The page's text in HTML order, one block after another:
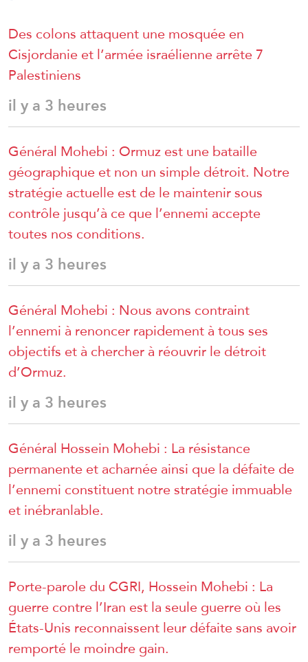
Des colons attaquent une mosquée en
Cisjordanie et l’armée israélienne arrête 7
Palestiniens
il y a 3 heures
Général Mohebi : Ormuz est une bataille
géographique et non un simple détroit. Notre
stratégie actuelle est de le maintenir sous
contrôle jusqu’à ce que l’ennemi accepte
toutes nos conditions.
il y a 3 heures
Général Mohebi : Nous avons contraint
l’ennemi à renoncer rapidement à tous ses
objectifs et à chercher à réouvrir le détroit
d’Ormuz.
il y a 3 heures
Général Hossein Mohebi : La résistance
permanente et acharnée ainsi que la défaite de
l’ennemi constituent notre stratégie immuable
et inébranlable.
il y a 3 heures
Porte-parole du CGRI, Hossein Mohebi : La
guerre contre l’Iran est la seule guerre où les
États-Unis reconnaissent leur défaite sans avoir
remporté le moindre gain.